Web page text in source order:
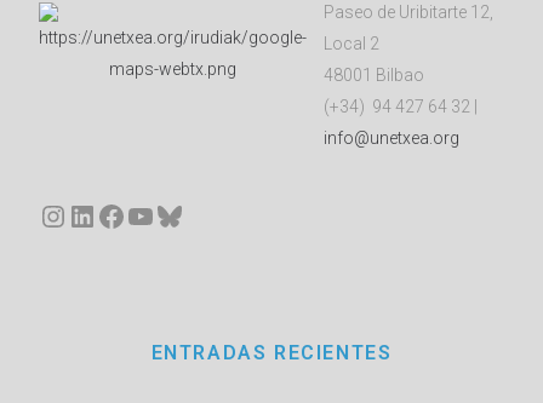
Paseo de Uribitarte 12,
Local 2
48001 Bilbao
(+34) 94 427 64 32 |
info@unetxea.org
Instagram
LinkedIn
Facebook
YouTube
Bluesky
ENTRADAS RECIENTES